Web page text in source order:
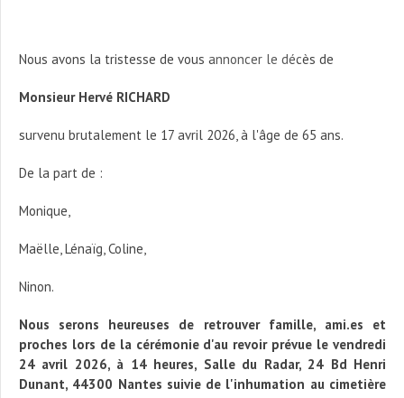
Nous avons la tristesse de vous annoncer le décès de
Monsieur Hervé RICHARD
survenu brutalement le 17 avril 2026, à l'âge de 65 ans.
De la part de :
Monique,
Maëlle, Lénaïg, Coline,
Ninon.
Nous serons heureuses de retrouver famille, ami.es et
proches lors de la cérémonie d'au revoir prévue le vendredi
24 avril 2026, à 14 heures, Salle du Radar, 24 Bd Henri
Dunant, 44300 Nantes suivie de l'inhumation au cimetière